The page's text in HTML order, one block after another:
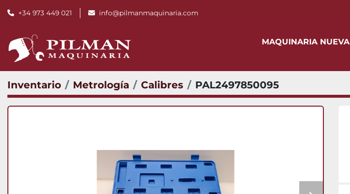
+34 973 449 021 info@pilmanmaquinaria.com
MAQUINARIA NUEVA
Inventario Metrología Calibres PAL2497850095